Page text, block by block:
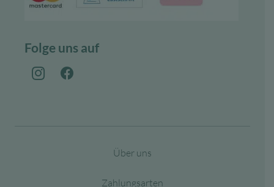
Folge uns auf
Über uns
Zahlungsarten